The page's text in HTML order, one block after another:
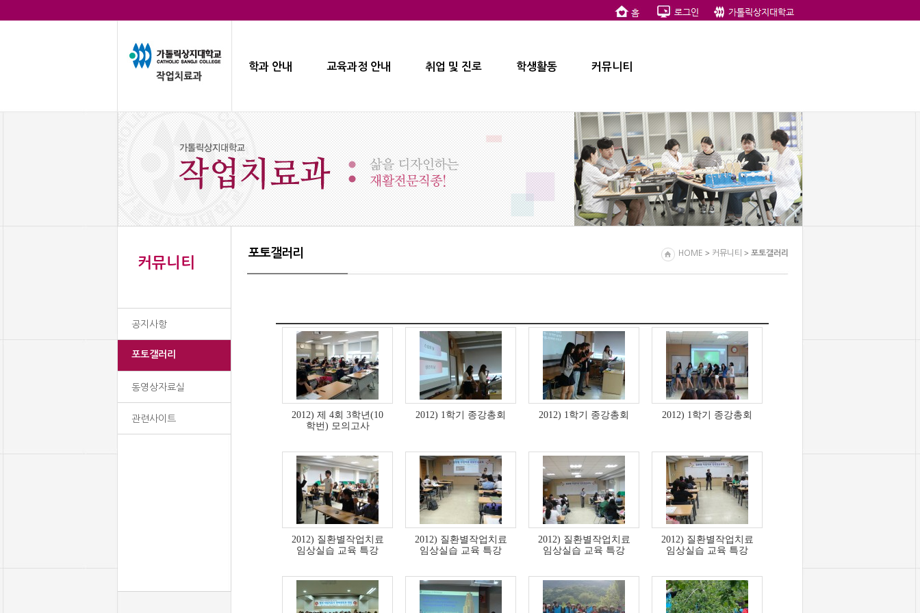
학과 안내 교육과정 안내 취업 및 진로 학생활동 커뮤니티
커뮤니티
공지사항
포토갤러리
동영상자료실
관련사이트
포토갤러리 HOME > 커뮤니티 > 포토갤러리
2012) 제 4회 3학년(10
학번) 모의고사
2012) 1학기 종강총회 2012) 1학기 종강총회 2012) 1학기 종강총회
2012) 질환별작업치료
임상실습 교육 특강
2012) 질환별작업치료
임상실습 교육 특강
2012) 질환별작업치료
임상실습 교육 특강
2012) 질환별작업치료
임상실습 교육 특강